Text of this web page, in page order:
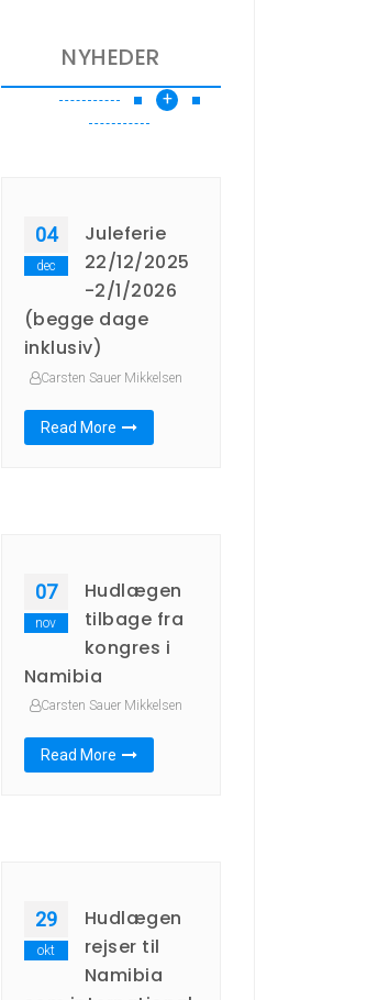
NYHEDER
+
04
dec
Juleferie
22/12/2025
-2/1/2026
(begge dage
inklusiv)
Carsten Sauer Mikkelsen
Read More
07
nov
Hudlægen
tilbage fra
kongres i
Namibia
Carsten Sauer Mikkelsen
Read More
29
okt
Hudlægen
rejser til
Namibia